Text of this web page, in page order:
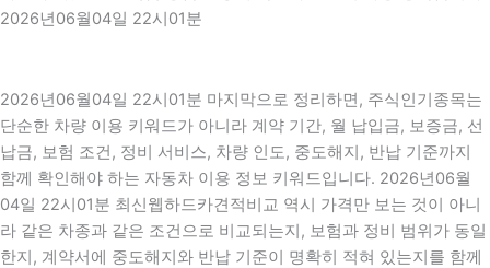
2026년06월04일 22시01분
2026년06월04일 22시01분 마지막으로 정리하면, 주식인기종목는
단순한 차량 이용 키워드가 아니라 계약 기간, 월 납입금, 보증금, 선
납금, 보험 조건, 정비 서비스, 차량 인도, 중도해지, 반납 기준까지
함께 확인해야 하는 자동차 이용 정보 키워드입니다. 2026년06월
04일 22시01분 최신웹하드카견적비교 역시 가격만 보는 것이 아니
라 같은 차종과 같은 조건으로 비교되는지, 보험과 정비 범위가 동일
한지, 계약서에 중도해지와 반납 기준이 명확히 적혀 있는지를 함께